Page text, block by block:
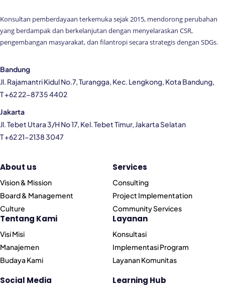
Konsultan pemberdayaan terkemuka sejak 2015, mendorong perubahan
yang berdampak dan berkelanjutan dengan menyelaraskan CSR,
pengembangan masyarakat, dan filantropi secara strategis dengan SDGs.
Bandung
Jl. Rajamantri Kidul No.7, Turangga, Kec. Lengkong, Kota Bandung,
T +62 22-8735 4402
Jakarta
Jl. Tebet Utara 3/H No 17, Kel. Tebet Timur, Jakarta Selatan
T +62 21-2138 3047
About us
Vision & Mission
Board & Management
Culture
Tentang Kami
Visi Misi
Manajemen
Budaya Kami
Social Media
Services
Consulting
Project Implementation
Community Services
Layanan
Konsultasi
Implementasi Program
Layanan Komunitas
Learning Hub